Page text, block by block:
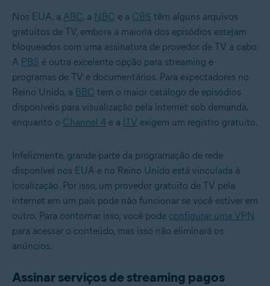
Nos EUA, a ABC, a NBC e a CBS têm alguns arquivos
gratuitos de TV, embora a maioria dos episódios estejam
bloqueados com uma assinatura de provedor de TV a cabo.
A PBS é outra excelente opção para streaming e
programas de TV e documentários. Para expectadores no
Reino Unido, a BBC tem o maior catálogo de episódios
disponíveis para visualização pela internet sob demanda,
enquanto o Channel 4 e a ITV exigem um registro gratuito.
Infelizmente, grande parte da programação de rede
disponível nos EUA e no Reino Unido está vinculada à
localização. Por isso, um provedor gratuito de TV pela
internet em um país pode não funcionar se você estiver em
outro. Para contornar isso, você pode configurar uma VPN
para acessar o conteúdo, mas isso não eliminará os
anúncios.
Assinar serviços de streaming pagos